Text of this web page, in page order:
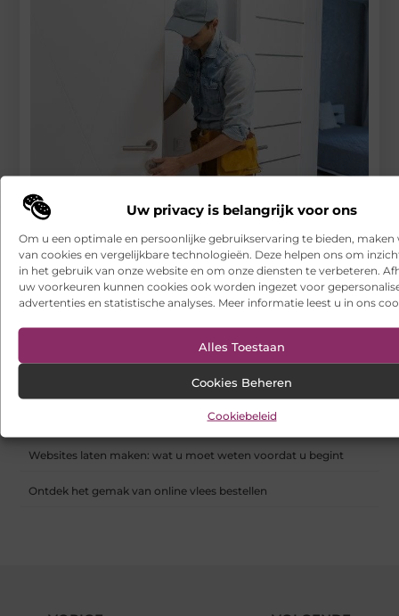
Uw privacy is belangrijk voor ons
Om u een optimale en persoonlijke gebruikservaring te bieden, maken
van cookies en vergelijkbare technologieën. Deze helpen ons om
in het gebruik van onze website en om onze diensten te verbeteren.
uw voorkeuren kunnen cookies ook worden ingezet voor
advertenties en statistische analyses. Meer informatie leest u in ons
Alles Toestaan
Cookies Beheren
Cookiebeleid
Kan een slotenmaker in Rotterdam jou helpen met
inbraakbeveiliging?
RECENTE BERICHTEN
Een leverancier van alcoholische producten die met u
meeschaalt
Websites laten maken: wat u moet weten voordat u begint
Ontdek het gemak van online vlees bestellen